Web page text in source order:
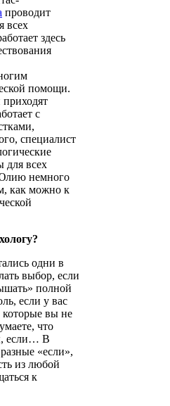
проводит
всех
здесь
помощи.
с
специалист
для всех
немного
как можно к
одни в
выбор, если
полной
если у вас
которые вы не
что
если… В
«если»,
из любой
к